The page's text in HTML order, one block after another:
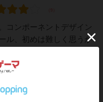
コンポーネントデザイン
ル、初めは難しく思うか
のパネルが埋まっていく
手のパネルと場のブロッ
ル回転させるのも楽し